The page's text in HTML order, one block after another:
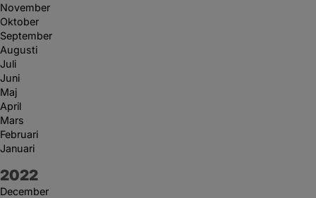
November
Oktober
September
Augusti
Juli
Juni
Maj
April
Mars
Februari
Januari
År:
2022
December